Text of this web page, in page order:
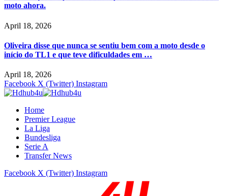
moto ahora.
April 18, 2026
Oliveira disse que nunca se sentiu bem com a moto desde o
início do TL1 e que teve dificuldades em …
April 18, 2026
Facebook X (Twitter) Instagram
Home
Premier League
La Liga
Bundesliga
Serie A
Transfer News
Facebook X (Twitter) Instagram